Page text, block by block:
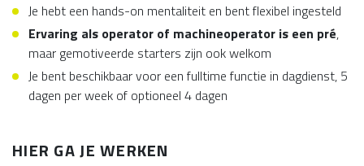
Je hebt een hands-on mentaliteit en bent flexibel ingesteld
Ervaring als operator of machineoperator is een pré,
maar gemotiveerde starters zijn ook welkom
Je bent beschikbaar voor een fulltime functie in dagdienst, 5
dagen per week of optioneel 4 dagen
HIER GA JE WERKEN